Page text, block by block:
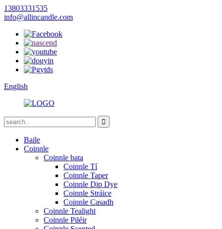
13803331535
info@allincandle.com
English
Baile
Coinnle
Coinnle bata
Coinnle Tí
Coinnle Taper
Coinnle Dip Dye
Coinnle Stráice
Coinnle Casadh
Coinnle Tealight
Coinnle Piléir